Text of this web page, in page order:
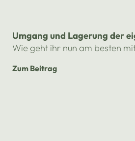
Umgang und Lagerung der
Wie geht ihr nun am besten
Zum Beitrag